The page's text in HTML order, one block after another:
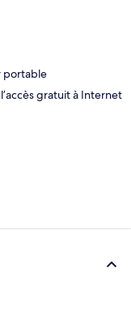
portable
gratuit à Internet